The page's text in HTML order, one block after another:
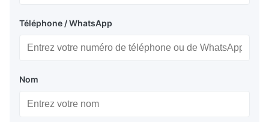
Téléphone / WhatsApp
Nom